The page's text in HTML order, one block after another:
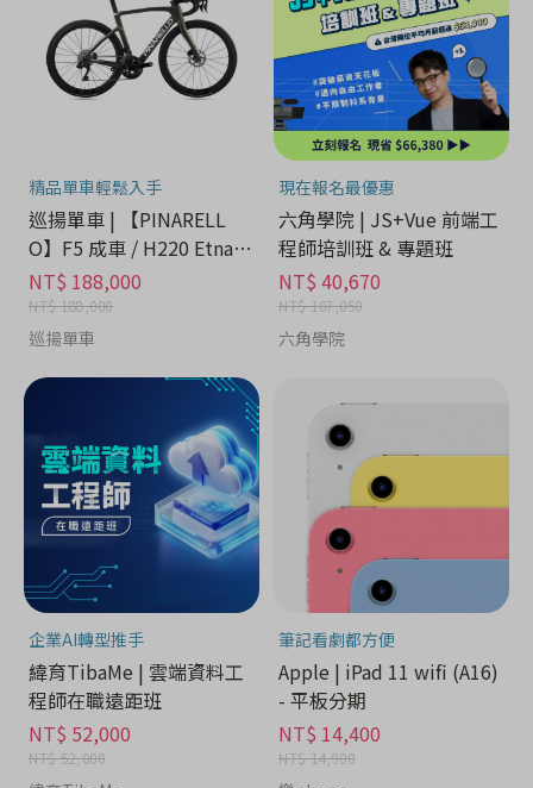
精品單車輕鬆入手
巡揚單車 | 【PINARELL
O】F5 成車 / H220 Etna B
lack Matt
NT$ 188,000
NT$ 188,000
巡揚單車
現在報名最優惠
六角學院 | JS+Vue 前端工
程師培訓班 & 專題班
NT$ 40,670
NT$ 107,050
六角學院
企業AI轉型推手
緯育TibaMe | 雲端資料工
程師在職遠距班
NT$ 52,000
NT$ 52,000
筆記看劇都方便
Apple | iPad 11 wifi (A16)
- 平板分期
NT$ 14,400
NT$ 14,900